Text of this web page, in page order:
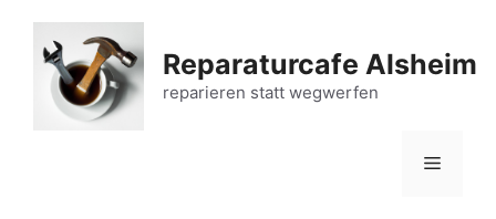
springen
Reparaturcafe Alsheim
reparieren statt wegwerfen
Menü